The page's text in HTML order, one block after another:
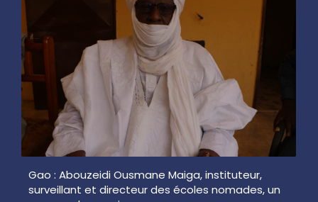
Gao : Abouzeidi Ousmane Maiga, instituteur,
surveillant et directeur des écoles nomades, un